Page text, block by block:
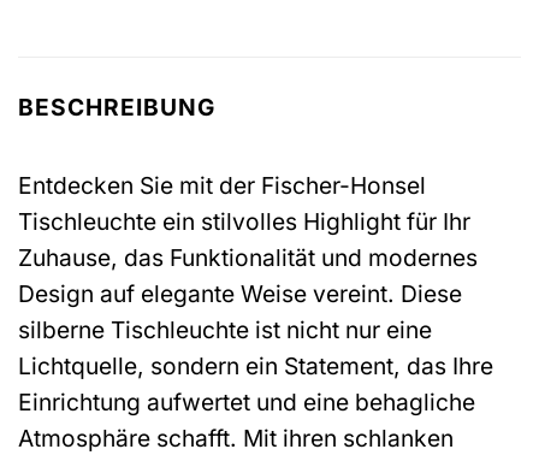
BESCHREIBUNG
Entdecken Sie mit der Fischer-Honsel
Tischleuchte ein stilvolles Highlight für Ihr
Zuhause, das Funktionalität und modernes
Design auf elegante Weise vereint. Diese
silberne Tischleuchte ist nicht nur eine
Lichtquelle, sondern ein Statement, das Ihre
Einrichtung aufwertet und eine behagliche
Atmosphäre schafft. Mit ihren schlanken